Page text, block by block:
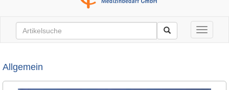
Toggle
Allgemein